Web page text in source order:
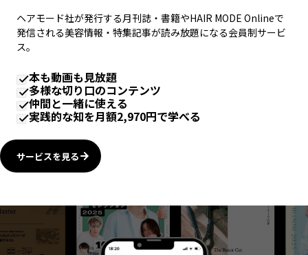
ヘアモード社が発行する月刊誌・書籍やHAIR MODE Onlineで
発信される美容情報・特集記事が読み放題になる会員制サービ
ス。
本も動画も見放題
多様な切り口のコンテンツ
仲間と一緒に使える
実践的な知を月額2,970円で学べる
サービスを見る